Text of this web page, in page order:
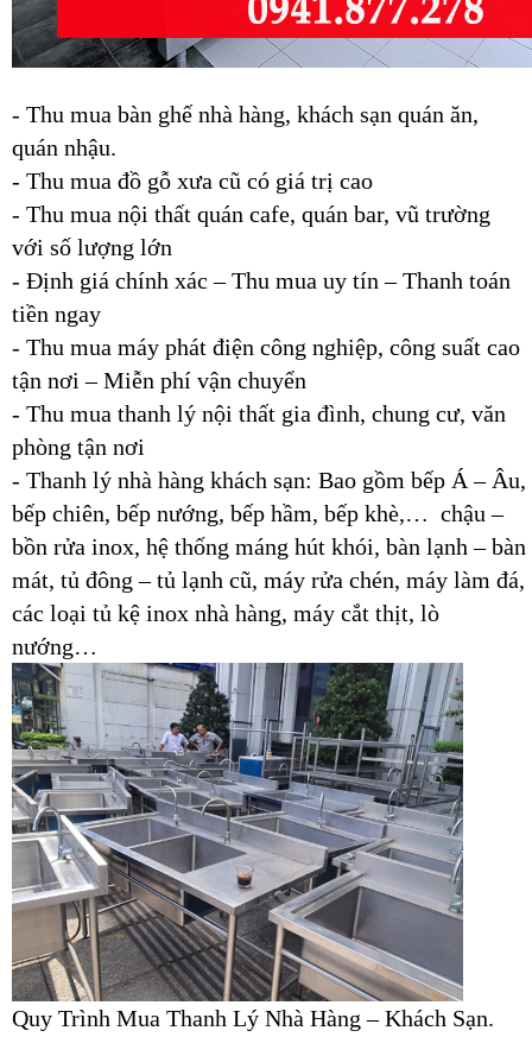
- Thu mua bàn ghế nhà hàng, khách sạn quán ăn,
quán nhậu.
- Thu mua đồ gỗ xưa cũ có giá trị cao
- Thu mua nội thất quán cafe, quán bar, vũ trường
với số lượng lớn
- Định giá chính xác – Thu mua uy tín – Thanh toán
tiền ngay
- Thu mua máy phát điện công nghiệp, công suất cao
tận nơi – Miễn phí vận chuyển
- Thu mua thanh lý nội thất gia đình, chung cư, văn
phòng tận nơi
- Thanh lý nhà hàng khách sạn: Bao gồm bếp Á – Âu,
bếp chiên, bếp nướng, bếp hầm, bếp khè,… chậu –
bồn rửa inox, hệ thống máng hút khói, bàn lạnh – bàn
mát, tủ đông – tủ lạnh cũ, máy rửa chén, máy làm đá,
các loại tủ kệ inox nhà hàng, máy cắt thịt, lò
nướng…
Quy Trình Mua Thanh Lý Nhà Hàng – Khách Sạn.